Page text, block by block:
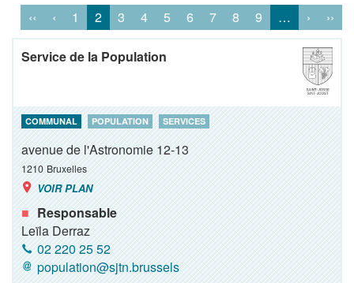
‹‹
‹ 1 2 3 4 5 6 7 8 9 … › ››
Service de la Population
COMMUNAL POPULATION SERVICES
avenue de l'Astronomie 12-13
1210 Bruxelles
VOIR PLAN
Responsable
Leïla Derraz
02 220 25 52
population@sjtn.brussels